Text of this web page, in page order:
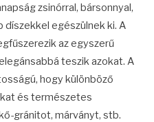
zsinórral, bársonnyal,
egészülnek ki. A
az egyszerű
teszik azokat. A
hogy különböző
és természetes
gránitot, márványt, stb.